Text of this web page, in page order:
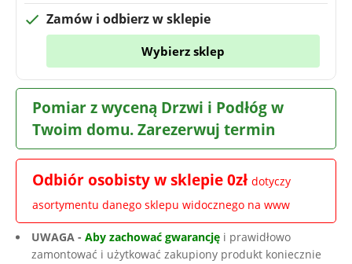
Zamów i odbierz w sklepie
Wybierz sklep
Pomiar z wyceną Drzwi i Podłóg w
Twoim domu. Zarezerwuj termin
Odbiór osobisty w sklepie 0zł dotyczy
asortymentu danego sklepu widocznego na www
UWAGA - Aby zachować gwarancję i prawidłowo
zamontować i użytkować zakupiony produkt koniecznie